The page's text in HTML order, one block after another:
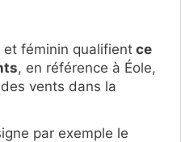
et féminin qualifientce
, en référence à Éole,
vents dans la
par exemple le